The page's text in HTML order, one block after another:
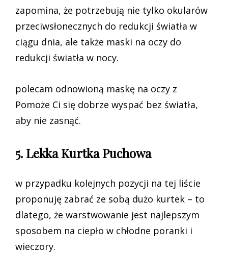
zapomina, że potrzebują nie tylko okularów
przeciwsłonecznych do redukcji światła w
ciągu dnia, ale także maski na oczy do
redukcji światła w nocy.
polecam odnowioną maskę na oczy z
Pomoże Ci się dobrze wyspać bez światła,
aby nie zasnąć.
5. Lekka Kurtka Puchowa
w przypadku kolejnych pozycji na tej liście
proponuję zabrać ze sobą dużo kurtek – to
dlatego, że warstwowanie jest najlepszym
sposobem na ciepło w chłodne poranki i
wieczory.